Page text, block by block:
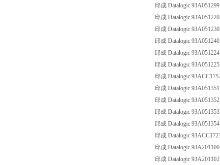
邱成 Datalogic
邱成 Datalogic
邱成 Datalogic
邱成 Datalogic
邱成 Datalogic
邱成 Datalogic
邱成 Datalogic
邱成 Datalogic
邱成 Datalogic
邱成 Datalogic
邱成 Datalogic
邱成 Datalogic
邱成 Datalogic
邱成 Datalogic